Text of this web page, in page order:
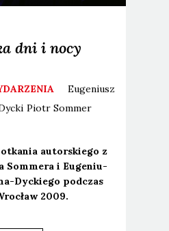
dni i nocy
Eugeniusz
Piotr Sommer
autor­skie­go z
Som­me­ra i Euge­niu­
Dyc­kie­go pod­czas
2009.